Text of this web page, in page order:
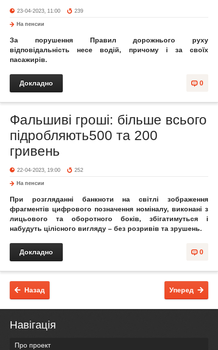
23-04-2023, 11:00 239
На пенсии
За порушення Правил дорожнього руху
відповідальність несе водій, причому і за своїх
пасажирів.
0
Докладно
Фальшиві гроші: більше всього
підробляють500 та 200
гривень
22-04-2023, 19:00 252
На пенсии
При розгляданні банкноти на світлі зображення
фрагментів цифрового позначення номіналу, виконані з
лицьового та оборотного боків, збігатимуться і
набудуть цілісного вигляду – без розривів та зрушень.
0
Докладно
Уперед
Назад
Навігація
Про проект